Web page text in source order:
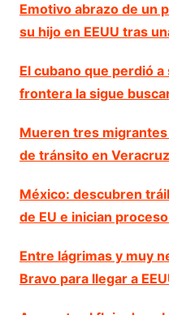
Emotivo abrazo de un
su hijo en EEUU tras
El cubano que perdió
frontera la sigue
Mueren tres
de tránsito en
México: descubren
de EU e inician
Entre lágrimas y muy
Bravo para llegar a